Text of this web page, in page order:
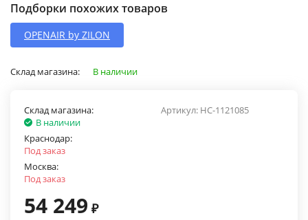
Подборки похожих товаров
OPENAIR by ZILON
Склад магазина: В наличии
Артикул: НС-1121085
Склад магазина:
В наличии
Краснодар:
Под заказ
Москва:
Под заказ
54 249 ₽